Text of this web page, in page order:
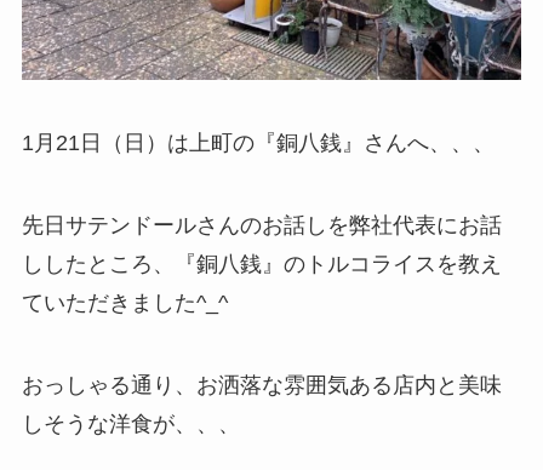
1月21日（日）は上町の『銅八銭』さんへ、、、
先日サテンドールさんのお話しを弊社代表にお話
ししたところ、『銅八銭』のトルコライスを教え
ていただきました^_^
おっしゃる通り、お洒落な雰囲気ある店内と美味
しそうな洋食が、、、